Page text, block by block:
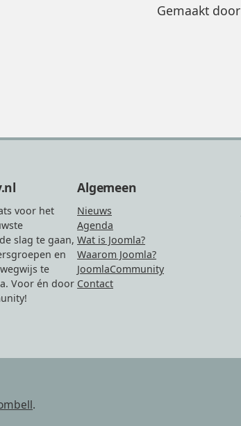
Gemaakt door
voor het
slag te gaan,
en
te
Voor én door
Algemeen
Nieuws
Agenda
Wat is Joomla?
Waarom Joomla?
JoomlaCommunity
Contact
.